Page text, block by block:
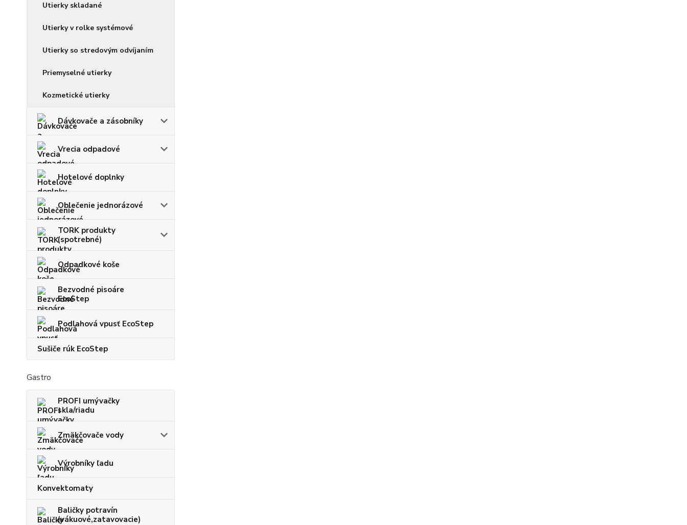
Utierky skladané
Utierky v rolke systémové
Utierky so stredovým odvíjaním
Priemyselné utierky
Kozmetické utierky
Dávkovače a zásobníky
Vrecia odpadové
Hotelové doplnky
Oblečenie jednorázové
TORK produkty
(spotrebné)
Odpadkové koše
Bezvodné pisoáre
EcoStep
Podlahová vpusť EcoStep
Sušiče rúk EcoStep
Gastro
PROFI umývačky
skla/riadu
Zmäkčovače vody
Výrobníky ľadu
Konvektomaty
Baličky potravín
(vákuové,zatavovacie)